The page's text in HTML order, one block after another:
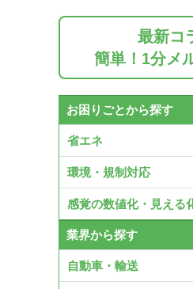
最新コ
簡単！1分メ
お困りごとから探す
省エネ
環境・規制対応
感覚の数値化・見える
業界から探す
自動車・輸送